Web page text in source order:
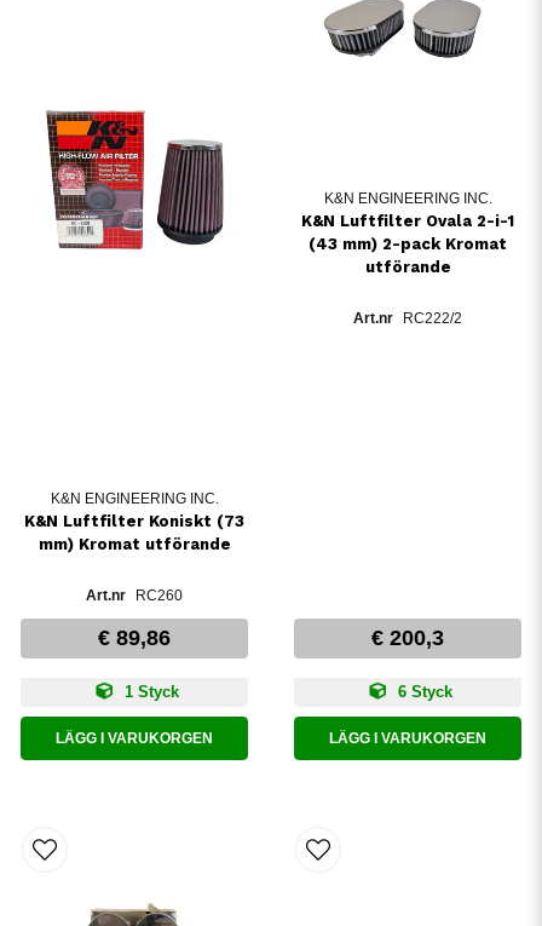
K&N ENGINEERING INC.
K&N Luftfilter Koniskt (73
mm) Kromat utförande
RC260
€ 89,86
1 Styck
LÄGG I VARUKORGEN
K&N ENGINEERING INC.
K&N Luftfilter Ovala 2-i-1
(43 mm) 2-pack Kromat
utförande
RC222/2
€ 200,3
6 Styck
LÄGG I VARUKORGEN